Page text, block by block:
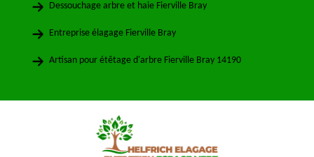
Dessouchage arbre et haie Fierville Bray
Entreprise élagage Fierville Bray
Artisan pour étêtage d'arbre Fierville Bray 14190